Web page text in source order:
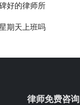
好的律师所
期天上班吗
律师免费咨询